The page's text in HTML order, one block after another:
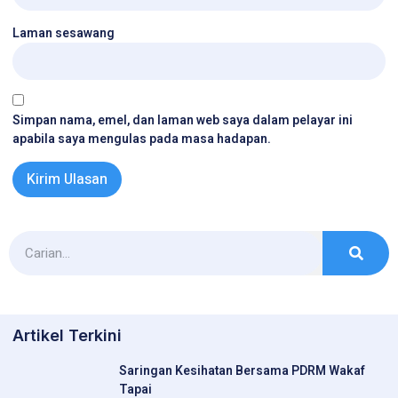
Laman sesawang
Simpan nama, emel, dan laman web saya dalam pelayar ini
apabila saya mengulas pada masa hadapan.
Artikel Terkini
Saringan Kesihatan Bersama PDRM Wakaf
Tapai